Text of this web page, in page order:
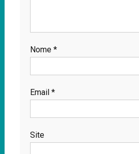
Nome *
Email *
Site